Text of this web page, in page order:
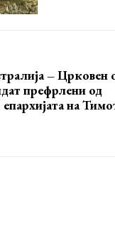
– Црковен
префрлени од
на